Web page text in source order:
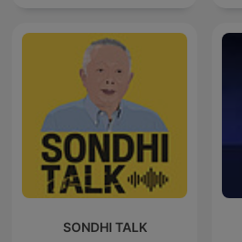
SONDHI TALK